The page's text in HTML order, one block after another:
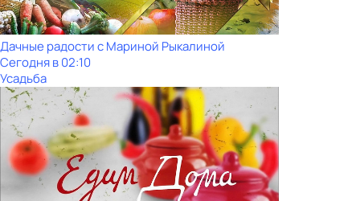
Дачные радости с Мариной Рыкалиной
Сегодня в 02:10
Усадьба